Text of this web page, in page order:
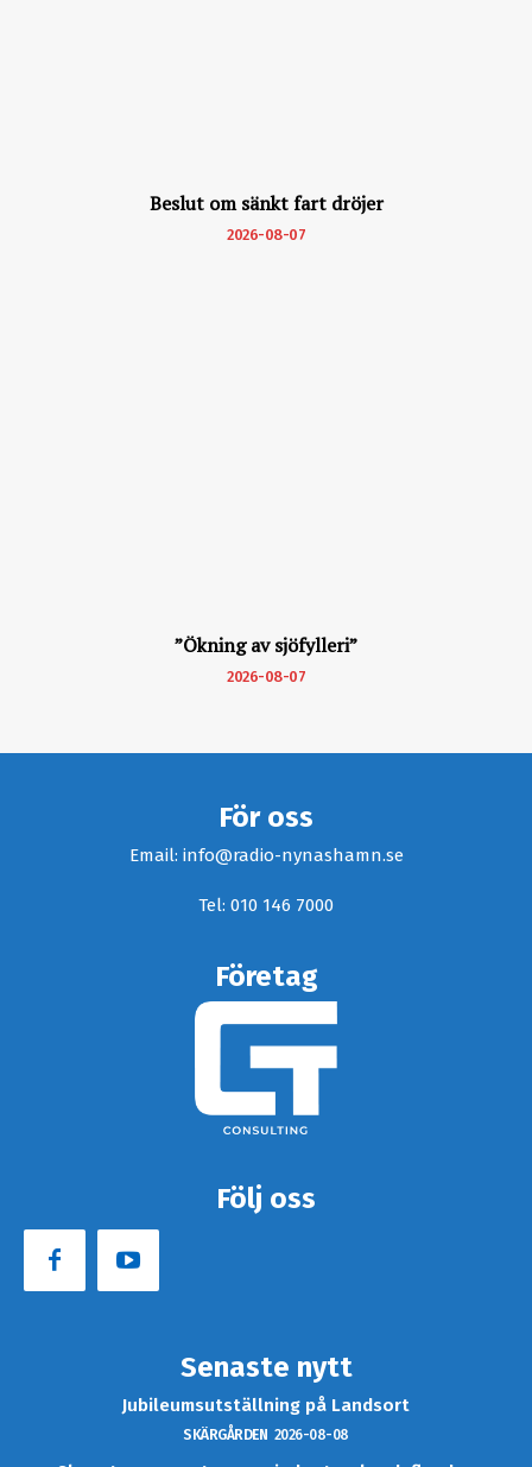
Beslut om sänkt fart dröjer
2026-08-07
”Ökning av sjöfylleri”
2026-08-07
För oss
Email: info@radio-nynashamn.se
Tel: 010 146 7000
Företag
Följ oss
Senaste nytt
Jubileumsutställning på Landsort
SKÄRGÅRDEN 2026-08-08